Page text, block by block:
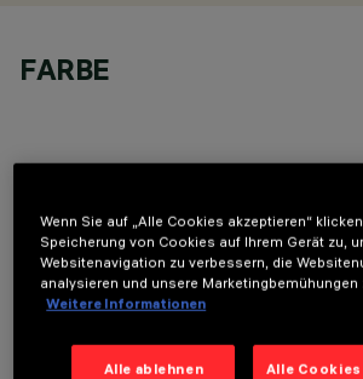
FARBE
OPTIONALE
Wenn Sie auf „Alle Cookies akzeptieren“
Speicherung von Cookies auf Ihrem Gerät zu,
Websitenavigation zu verbessern, die
analysieren und unsere Marketingbemühungen
Weitere Informationen
Alle ablehnen Alle